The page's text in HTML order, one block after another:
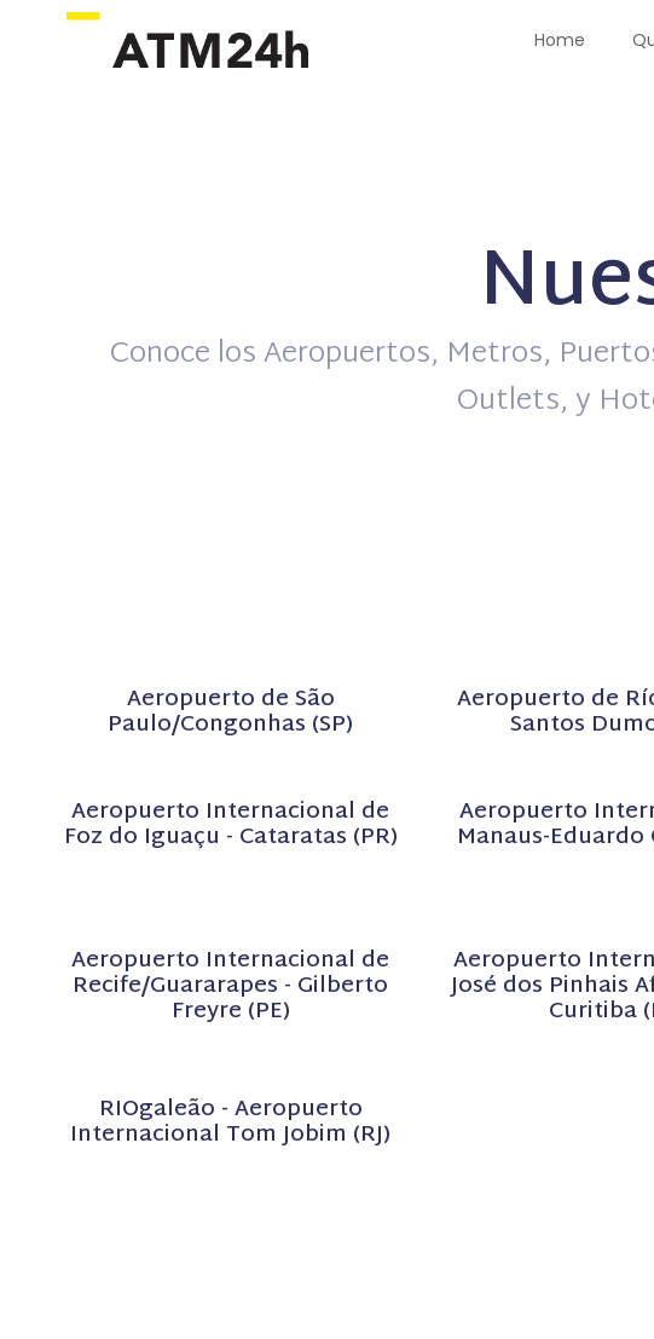
Home
Conoce los Aeropuertos, Metros,
Outlets, y
Aeropuerto de São
Paulo/Congonhas (SP)
Aeropuerto de
Santos
Aeropuerto Internacional de
Foz do Iguaçu - Cataratas (PR)
Aeropuerto
Manaus-Eduardo
Aeropuerto Internacional de
Recife/Guararapes - Gilberto
Freyre (PE)
Aeropuerto
José dos Pinhais
Curitiba
RIOgaleão - Aeropuerto
Internacional Tom Jobim (RJ)